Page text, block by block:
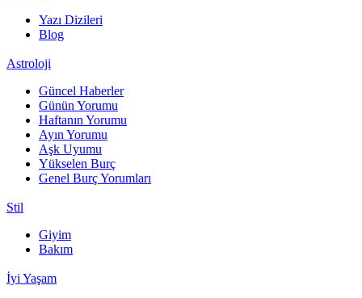
Yazı Dizileri
Blog
Astroloji
Güncel Haberler
Günün Yorumu
Haftanın Yorumu
Ayın Yorumu
Aşk Uyumu
Yükselen Burç
Genel Burç Yorumları
Stil
Giyim
Bakım
İyi Yaşam